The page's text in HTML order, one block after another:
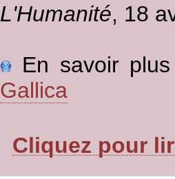
L'Humanité, 18
En savoir
Gallica
Cliquez pour